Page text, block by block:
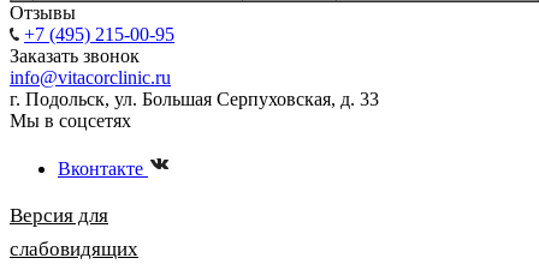
Отзывы
+7 (495) 215-00-95
Заказать звонок
info@vitacorclinic.ru
г. Подольск, ул. Большая Серпуховская, д. 33
Мы в соцсетях
Вконтакте
Версия для
слабовидящих